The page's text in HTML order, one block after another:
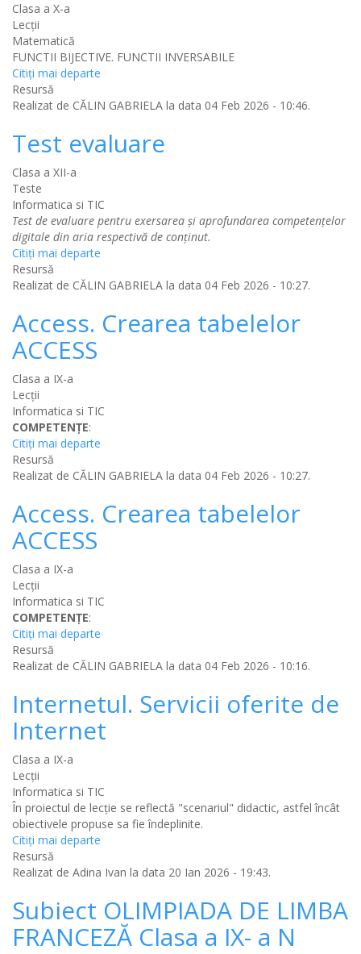
Clasa a X-a
Lecții
Matematică
FUNCTII BIJECTIVE. FUNCTII INVERSABILE
Citiţi mai departe
Resursă
Realizat de CĂLIN GABRIELA la data 04 Feb 2026 - 10:46.
Test evaluare
Clasa a XII-a
Teste
Informatica si TIC
Test de evaluare pentru exersarea și aprofundarea competențelor
digitale din aria respectivă de conținut.
Citiţi mai departe
Resursă
Realizat de CĂLIN GABRIELA la data 04 Feb 2026 - 10:27.
Access. Crearea tabelelor
ACCESS
Clasa a IX-a
Lecții
Informatica si TIC
COMPETENȚE:
Citiţi mai departe
Resursă
Realizat de CĂLIN GABRIELA la data 04 Feb 2026 - 10:27.
Access. Crearea tabelelor
ACCESS
Clasa a IX-a
Lecții
Informatica si TIC
COMPETENȚE:
Citiţi mai departe
Resursă
Realizat de CĂLIN GABRIELA la data 04 Feb 2026 - 10:16.
Internetul. Servicii oferite de
Internet
Clasa a IX-a
Lecții
Informatica si TIC
În proiectul de lecție se reflectă "scenariul" didactic, astfel încât
obiectivele propuse sa fie îndeplinite.
Citiţi mai departe
Resursă
Realizat de Adina Ivan la data 20 Ian 2026 - 19:43.
Subiect OLIMPIADA DE LIMBA
FRANCEZĂ Clasa a IX- a N